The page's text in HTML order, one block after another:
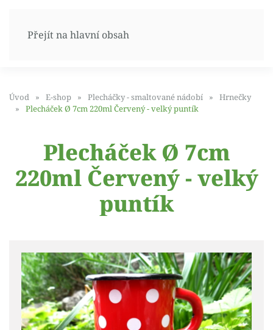
Přejít na hlavní obsah
Úvod E-shop Plecháčky - smaltované nádobí
Hrnečky
Plecháček Ø 7cm 220ml Červený - velký puntík
Plecháček Ø 7cm
220ml Červený - velký
puntík